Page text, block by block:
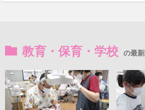
教育・保育・学校 の最